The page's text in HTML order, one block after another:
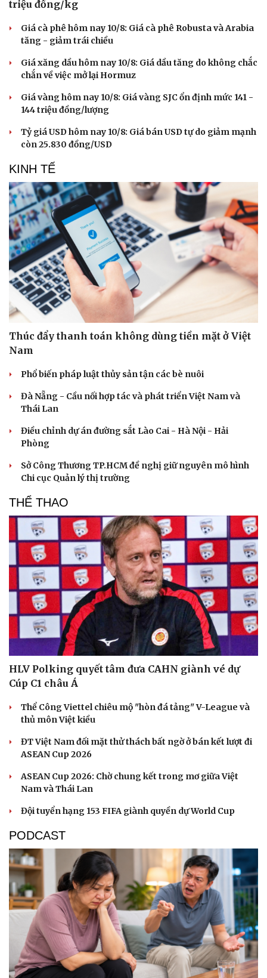
Du lịch
Tư vấn
Săn Tour
check-in
Cửa sổ tình yêu
Kể chuyện cho bé
Hạt giống tâm hồn
triệu đồng/kg
Giá cà phê hôm nay 10/8: Giá cà phê Robusta và Arabia
tăng - giảm trái chiều
Giá xăng dầu hôm nay 10/8: Giá dầu tăng do không chắc
chắn về việc mở lại Hormuz
Giá vàng hôm nay 10/8: Giá vàng SJC ổn định mức 141 -
144 triệu đồng/lượng
Tỷ giá USD hôm nay 10/8: Giá bán USD tự do giảm mạnh
còn 25.830 đồng/USD
KINH TẾ
Thúc đẩy thanh toán không dùng tiền mặt ở Việt
Nam
Phổ biến pháp luật thủy sản tận các bè nuôi
Đà Nẵng - Cầu nối hợp tác và phát triển Việt Nam và
Thái Lan
Điều chỉnh dự án đường sắt Lào Cai - Hà Nội - Hải
Phòng
Sở Công Thương TP.HCM đề nghị giữ nguyên mô hình
Chi cục Quản lý thị trường
THỂ THAO
HLV Polking quyết tâm đưa CAHN giành vé dự
Cúp C1 châu Á
Thể Công Viettel chiêu mộ "hòn đá tảng" V-League và
thủ môn Việt kiều
ĐT Việt Nam đối mặt thử thách bất ngờ ở bán kết lượt đi
ASEAN Cup 2026
ASEAN Cup 2026: Chờ chung kết trong mơ giữa Việt
Nam và Thái Lan
Đội tuyển hạng 153 FIFA giành quyền dự World Cup
PODCAST